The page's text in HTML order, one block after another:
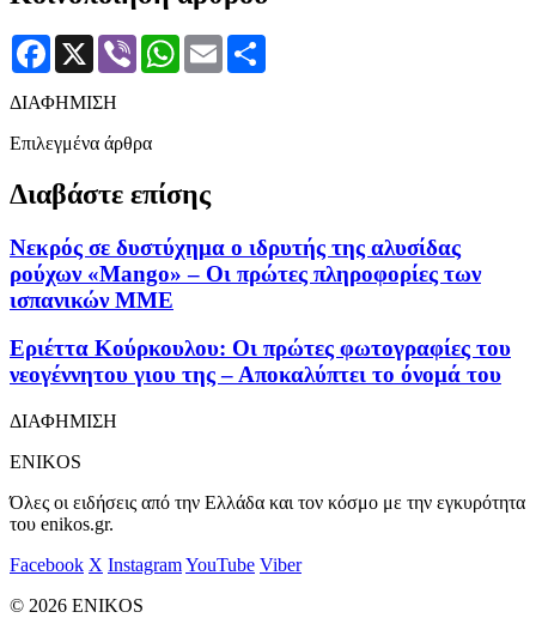
Facebook
X Viber WhatsApp
Email
ΔΙΑΦΗΜΙΣΗ
Επιλεγμένα άρθρα
Διαβάστε επίσης
Νεκρός σε δυστύχημα ο ιδρυτής της αλυσίδας
ρούχων «Mangο» – Οι πρώτες πληροφορίες των
ισπανικών ΜΜΕ
Εριέττα Κούρκουλου: Οι πρώτες φωτογραφίες του
νεογέννητου γιου της – Αποκαλύπτει το όνομά του
ΔΙΑΦΗΜΙΣΗ
ENIKOS
Όλες οι ειδήσεις από την Ελλάδα και τον κόσμο με την εγκυρότητα
του enikos.gr.
Facebook X InstagramYouTube Viber
© 2026 ENIKOS